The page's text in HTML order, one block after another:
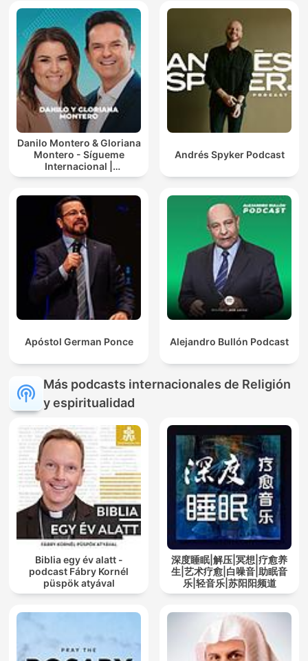
Danilo Montero & Gloriana
Montero - Sígueme
Internacional |
Predicaciones Cristianas
Andrés Spyker Podcast
Apóstol German Ponce Alejandro Bullón Podcast
Más podcasts internacionales de Religión
y espiritualidad
Biblia egy év alatt -
podcast Fábry Kornél
püspök atyával
深度睡眠|解压|冥想|疗愈养
生|艺术疗愈|白噪音|助眠音
乐|轻音乐|苏阳阳频道